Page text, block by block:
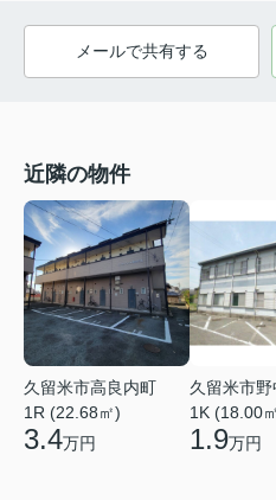
メールで共有する
近隣の物件
久留米市高良内町
1R (22.68㎡)
3.4万円
久留米市
1K (18.00
1.9万円